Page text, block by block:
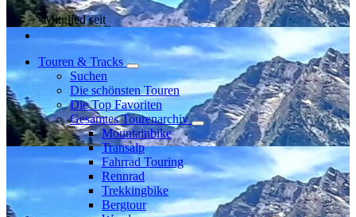
Mitglied seit
Touren & Tracks
Suchen
Die schönsten Touren
Die Top Favoriten
Gesamtes Tourenarchiv
Mountainbike
Transalp
Fahrrad Touring
Rennrad
Trekkingbike
Bergtour